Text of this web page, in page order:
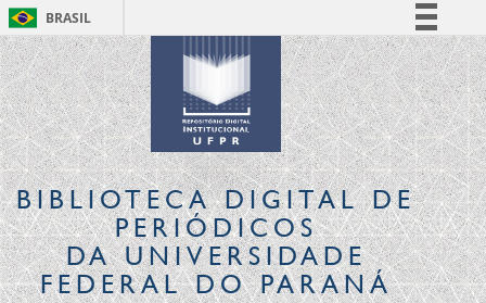
BRASIL
Simplifique!
Comunica BR
Participe
Acesso à informação
Legislação
Canais
BIBLIOTECA DIGITALDE
PERIÓDICOS
DA UNIVERSIDADE
FEDERAL DO PARANÁ